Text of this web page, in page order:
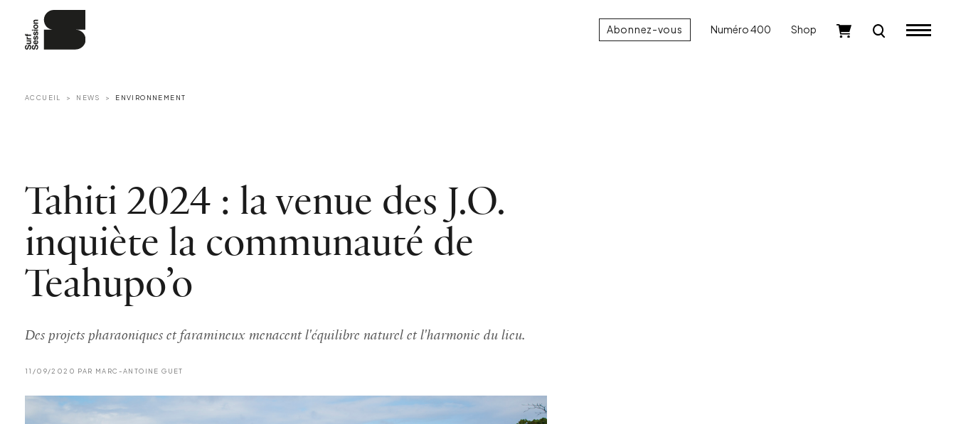
Abonnez-vous Numéro 400 Shop
ACCUEIL NEWS ENVIRONNEMENT
Tahiti 2024 : la venue des J.O.
inquiète la communauté de
Teahupo’o
Des projets pharaoniques et faramineux menacent l'équilibre naturel et l'harmonie du lieu.
11/09/2020 PAR MARC-ANTOINE GUET